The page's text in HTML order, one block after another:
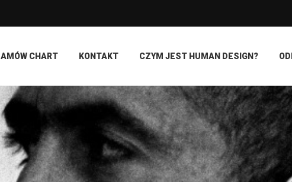
CHART KONTAKT CZYM JEST HUMAN DESIGN?